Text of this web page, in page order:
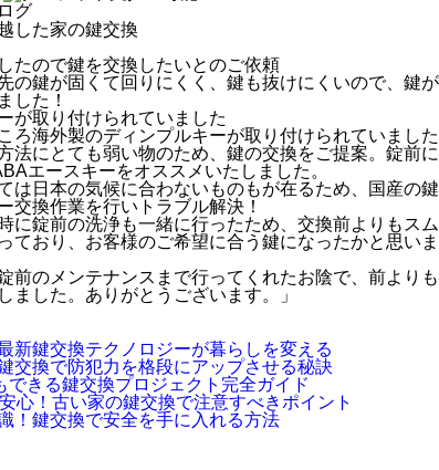
グ
たので鍵を交換したいとのご依頼
の鍵が固くて回りにくく、鍵も抜けにくいので、
した！
が取り付けられていました
ろ海外製のディンプルキーが取り付けられていまし
法にとても弱い物のため、鍵の交換をご提案。錠
エースキーをオススメいたしました。
は日本の気候に合わないものもが在るため、国産の
交換作業を行いトラブル解決！
に錠前の洗浄も一緒に行ったため、交換前よりも
ており、お客様のご希望に合う鍵になったかと思いま
前のメンテナンスまで行ってくれたお陰で、前よ
ました。ありがとうございます。」
新鍵交換テクノロジーが暮らしを変える
交換で防犯力を格段にアップさせる秘訣
できる鍵交換プロジェクト完全ガイド
心！古い家の鍵交換で注意すべきポイント
！鍵交換で安全を手に入れる方法